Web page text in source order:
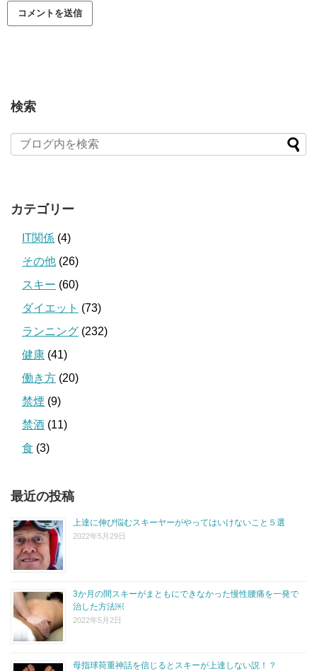
検索
カテゴリー
IT関係 (4)
その他 (26)
スキー (60)
ダイエット (73)
ランニング (232)
健康 (41)
働き方 (20)
禁煙 (9)
禁酒 (11)
食 (3)
最近の投稿
上達に伸び悩むスキーヤーがやってはいけないこと５選
2022年5月29日
3か月の間スキーがまともにできなかった慢性腰痛を一発で
治した方法￼
2022年5月2日
母指球荷重神話を信じるとスキーが上達しない説！？